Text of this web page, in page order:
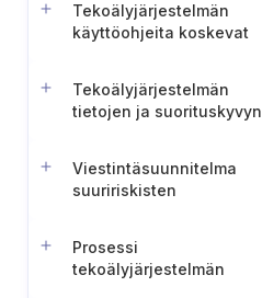
Tekoälyjärjestelmän
käyttöohjeita koskevat
Tekoälyjärjestelmän
tietojen ja suorituskyvyn
Viestintäsuunnitelma
suuririskisten
Prosessi
tekoälyjärjestelmän